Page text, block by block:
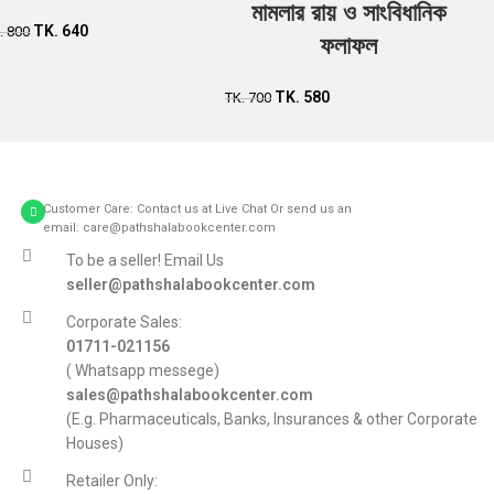
800 TK. 640
Add to cart
মামলার রায় ও সাংবিধানিক
ফলাফল
TK.700 TK. 580
Customer Care: Contact us at Live Chat Or send us an
email: care@pathshalabookcenter.com
To be a seller! Email Us
seller@pathshalabookcenter.com
Corporate Sales:
01711-021156
( Whatsapp messege)
sales@pathshalabookcenter.com
(E.g. Pharmaceuticals, Banks, Insurances & other Corporate
Houses)
Retailer Only: